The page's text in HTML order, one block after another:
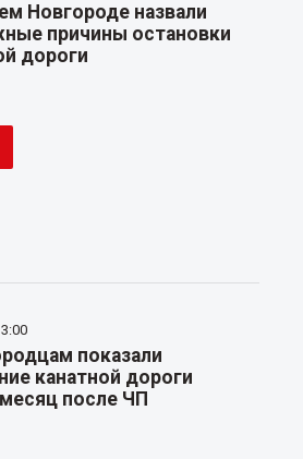
Новгороде назвали
причины остановки
дороги
показали
канатной дороги
после ЧП